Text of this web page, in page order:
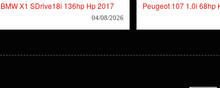
BMW X1 SDrive18i 136hp Hp 2017
04/08/2026
Peugeot 107 1.0i 68hp